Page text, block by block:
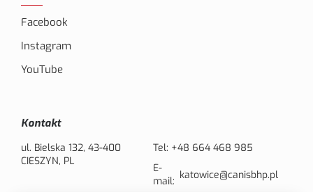
Facebook
Instagram
YouTube
Kontakt
ul. Bielska 132, 43-400
CIESZYN, PL
Tel: +48 664 468 985
E-
mail: katowice@canisbhp.pl